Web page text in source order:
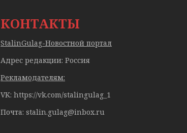
КОНТАКТЫ
StalinGulag-Новостной портал
Адрес редакции: Россия
Рекламодателям:
VK: https://vk.com/stalingulag_1
Почта: stalin.gulag@inbox.ru